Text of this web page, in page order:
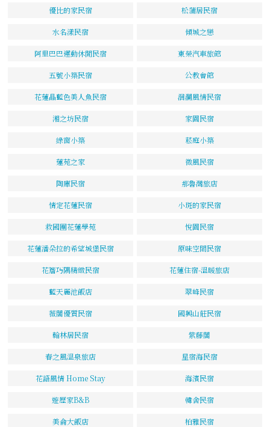
優比的家民宿 松蒲居民宿
水名漾民宿 傾城之戀
阿里巴巴運動休閒民宿 東榮汽車旅館
五號小築民宿 公教會館
花蓮晶藍色美人魚民宿 洄瀾風情民宿
湘之坊民宿 家園民宿
綠窗小築 菘庭小築
蓮苑之家 微風民宿
陶庫民宿 那魯灣旅店
情定花蓮民宿 小斑的家民宿
救國團花蓮學苑 悅園民宿
花蓮潘朵拉的希望城堡民宿 原味空間民宿
花簷巧隅精緻民宿 花蓮住宿-溫暖旅店
藍天麗池飯店 翠峰民宿
薇閣優質民宿 國興山莊民宿
翰林居民宿 紫藤閣
春之風溫泉旅店 星宿海民宿
花語風情 Home Stay 海濱民宿
遊歷家B&B 韓舍民宿
美侖大飯店 柏雅民宿